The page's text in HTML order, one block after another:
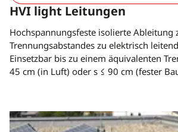
HVI light Leitungen
Hochspannungsfeste isolierte Ableitung
Trennungsabstandes zu elektrisch
Einsetzbar bis zu einem äquivalenten
45 cm (in Luft) oder s ≤ 90 cm (fester